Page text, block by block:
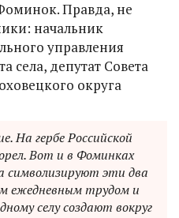
Правда, не
начальник
управления
села, депутат Совета
округа
На гербе Российской
Вот и в Фоминках
символизируют эти два
ежедневным трудом и
селу создают вокруг